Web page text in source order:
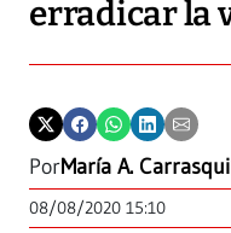
erradicar la
PorMaría A.
08/08/2020 15:10